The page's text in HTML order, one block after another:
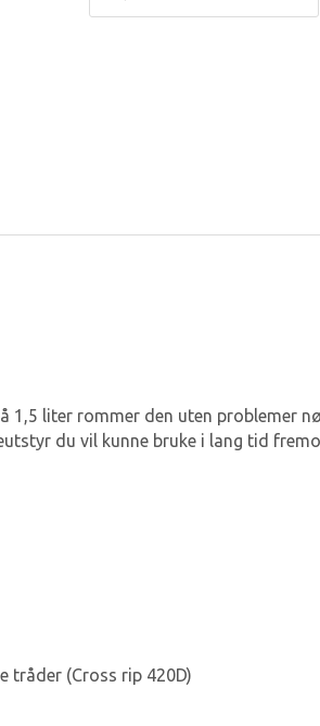
liter rommer den uten problemer
du vil kunne bruke i lang tid
tråder (Cross rip 420D)